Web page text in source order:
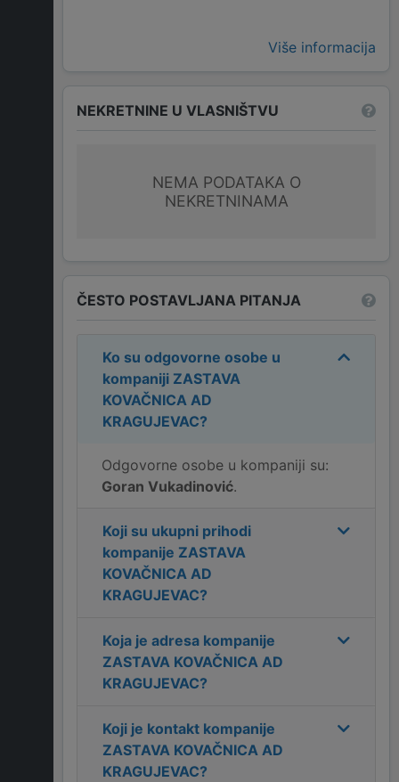
Više informacija
NEKRETNINE U VLASNIŠTVU
NEMA PODATAKA O
NEKRETNINAMA
ČESTO POSTAVLJANA PITANJA
Ko su odgovorne osobe u
kompaniji ZASTAVA
KOVAČNICA AD
KRAGUJEVAC?
Odgovorne osobe u kompaniji su:
Goran Vukadinović.
Koji su ukupni prihodi
kompanije ZASTAVA
KOVAČNICA AD
KRAGUJEVAC?
Koja je adresa kompanije
ZASTAVA KOVAČNICA AD
KRAGUJEVAC?
Koji je kontakt kompanije
ZASTAVA KOVAČNICA AD
KRAGUJEVAC?